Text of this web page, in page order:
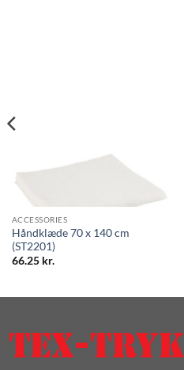
ACCESSORIES
Håndklæde 70 x 140 cm
(ST2201)
66.25 kr.